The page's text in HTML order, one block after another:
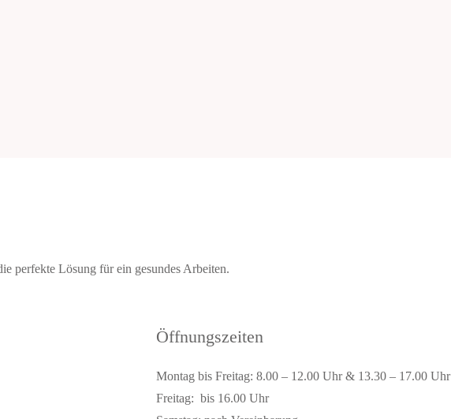
perfekte Lösung für ein gesundes Arbeiten.
Öffnungszeiten
Montag bis Freitag: 8.00 – 12.00 Uhr & 13.30 – 17.00 Uhr
Freitag: bis 16.00 Uhr